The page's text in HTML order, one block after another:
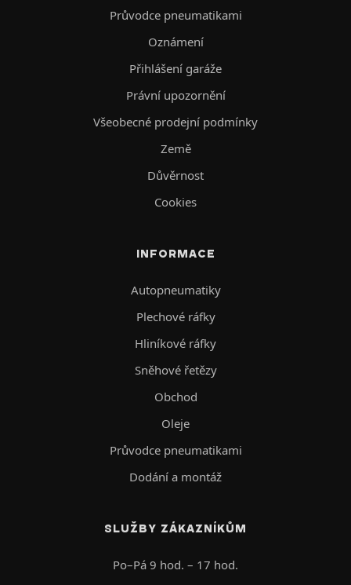
Průvodce pneumatikami
Oznámení
Přihlášení garáže
Právní upozornění
Všeobecné prodejní podmínky
Země
Důvěrnost
Cookies
INFORMACE
Autopneumatiky
Plechové ráfky
Hliníkové ráfky
Sněhové řetězy
Obchod
Oleje
Průvodce pneumatikami
Dodání a montáž
SLUŽBY ZÁKAZNÍKŮM
Po–Pá 9 hod. – 17 hod.